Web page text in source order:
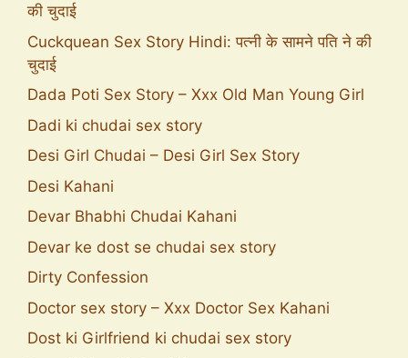
की चुदाई
Cuckquean Sex Story Hindi: पत्नी के सामने पति ने की
चुदाई
Dada Poti Sex Story – Xxx Old Man Young Girl
Dadi ki chudai sex story
Desi Girl Chudai – Desi Girl Sex Story
Desi Kahani
Devar Bhabhi Chudai Kahani
Devar ke dost se chudai sex story
Dirty Confession
Doctor sex story – Xxx Doctor Sex Kahani
Dost ki Girlfriend ki chudai sex story